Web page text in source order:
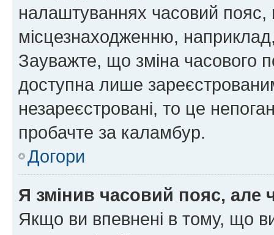
налаштуваннях часовий пояс,
місцезнаходженню,
Зауважте, що зміна часового
доступна лише
незареєстровані, то це
пробачте за каламбур.
Догори
Я змінив часовий пояс, але
Якщо ви впевнені в тому, що